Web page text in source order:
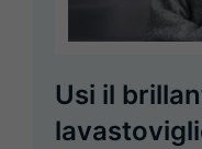
Usi il